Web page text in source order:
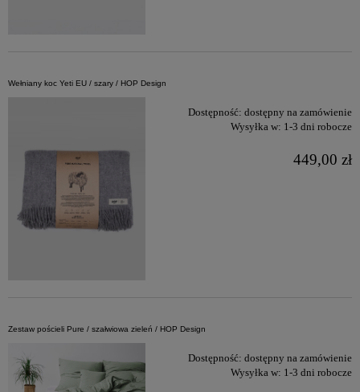
Wełniany koc Yeti EU / szary / HOP Design
Dostępność: dostępny na zamówienie
Wysyłka w: 1-3 dni robocze
449,00 zł
Zestaw pościeli Pure / szałwiowa zieleń / HOP Design
Dostępność: dostępny na zamówienie
Wysyłka w: 1-3 dni robocze